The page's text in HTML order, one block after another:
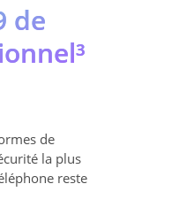
de
de
la plus
reste